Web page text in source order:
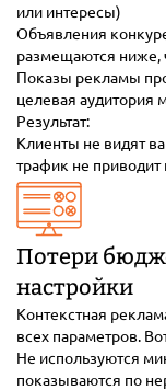
или интересы)
Объявления
размещаются ниже,
Показы рекламы
целевая аудитория
Результат:
Клиенты не видят
трафик не
Потери
настройки
Контекстная
всех параметров.
Не используются
показываются по